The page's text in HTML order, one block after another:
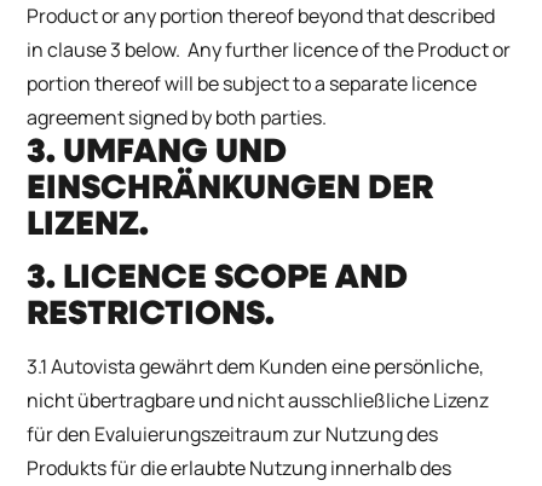
Product or any portion thereof beyond that described
in clause 3 below. Any further licence of the Product or
portion thereof will be subject to a separate licence
agreement signed by both parties.
3. UMFANG UND
EINSCHRÄNKUNGEN DER
LIZENZ.
3. LICENCE SCOPE AND
RESTRICTIONS.
3.1 Autovista gewährt dem Kunden eine persönliche,
nicht übertragbare und nicht ausschließliche Lizenz
für den Evaluierungszeitraum zur Nutzung des
Produkts für die erlaubte Nutzung innerhalb des